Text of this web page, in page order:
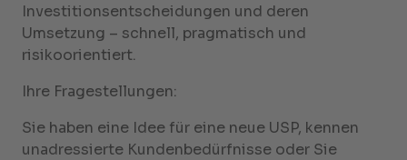
Investitionsentscheidungen und deren
Umsetzung – schnell, pragmatisch und
risikoorientiert.
Ihre Fragestellungen:
Sie haben eine Idee für eine neue USP, kennen
unadressierte Kundenbedürfnisse oder Sie